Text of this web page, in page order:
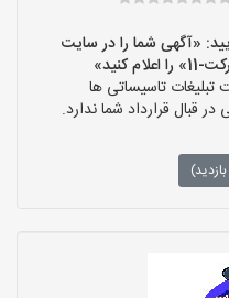
«آگهی شما را در سایت
تاسیساتی ها
قبال قرارداد شما ندارد.